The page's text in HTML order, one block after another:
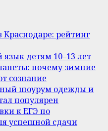
рейтинг
детям 10–13 лет
почему зимние
сознание
шоурум одежды и
популярен
к ЕГЭ по
успешной сдачи